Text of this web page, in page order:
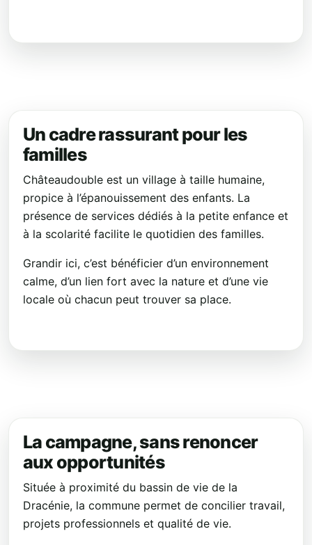
Un cadre rassurant pour les
familles
Châteaudouble est un village à taille humaine,
propice à l’épanouissement des enfants. La
présence de services dédiés à la petite enfance et
à la scolarité facilite le quotidien des familles.
Grandir ici, c’est bénéficier d’un environnement
calme, d’un lien fort avec la nature et d’une vie
locale où chacun peut trouver sa place.
La campagne, sans renoncer
aux opportunités
Située à proximité du bassin de vie de la
Dracénie, la commune permet de concilier travail,
projets professionnels et qualité de vie.